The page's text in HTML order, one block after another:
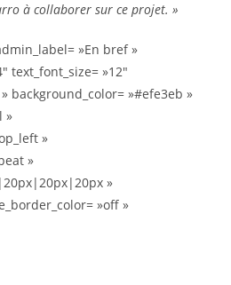
à collaborer sur ce projet. »
»En bref »
text_font_size= »12″
background_color= »#efe3eb »
»
»
»
»
»off »